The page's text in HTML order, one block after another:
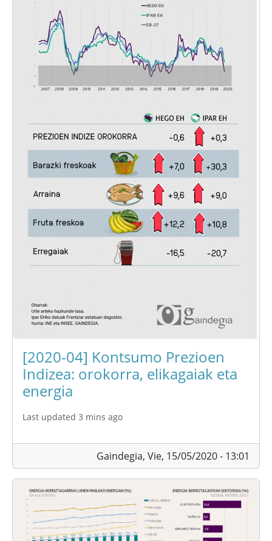
[2020-04] Kontsumo Prezioen
Indizea: orokorra, elikagaiak eta
energia
Last updated 3 mins ago
Gaindegia, Vie, 15/05/2020 - 13:01